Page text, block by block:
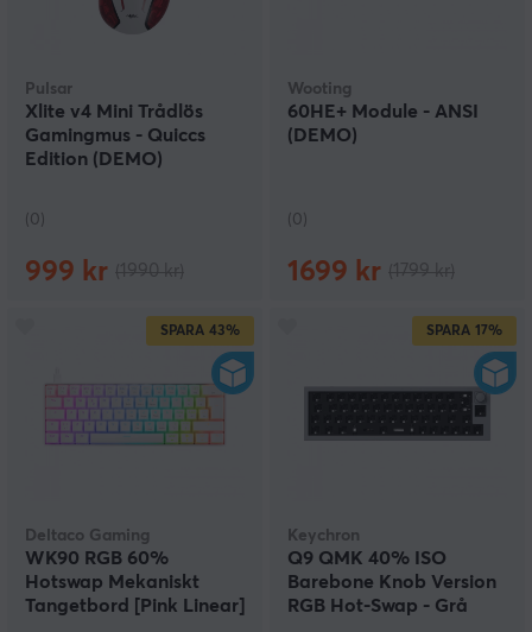
Pulsar
Xlite v4 Mini Trådlös
Gamingmus - Quiccs
Edition (DEMO)
(0)
999 kr
Wooting
60HE+ Module - ANSI
(DEMO)
(0)
1699 kr
SPARA 43%
Deltaco Gaming
WK90 RGB 60%
Hotswap Mekaniskt
Tangetbord [Pink Linear]
SPARA 17%
Keychron
Q9 QMK 40% ISO
Barebone Knob Version
RGB Hot-Swap - Grå